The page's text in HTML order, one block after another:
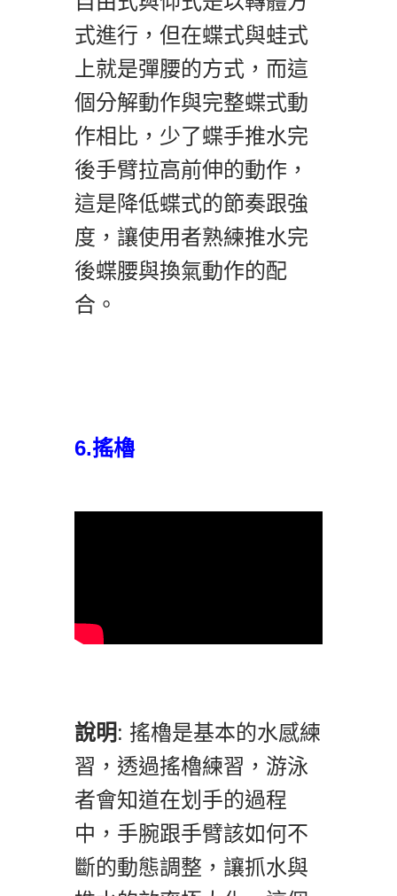
式進行，但在蝶式與蛙式
上就是彈腰的方式，而這
個分解動作與完整蝶式動
作相比，少了蝶手推水完
後手臂拉高前伸的動作，
這是降低蝶式的節奏跟強
度，讓使用者熟練推水完
後蝶腰與換氣動作的配
合。
6.搖櫓
說明: 搖櫓是基本的水感練
習，透過搖櫓練習，游泳
者會知道在划手的過程
中，手腕跟手臂該如何不
斷的動態調整，讓抓水與